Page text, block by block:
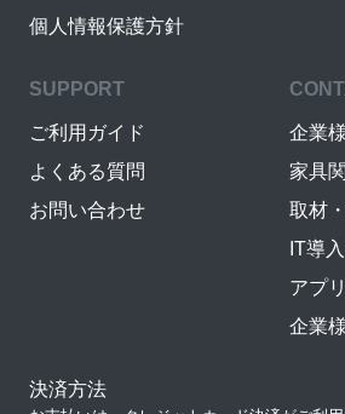
個人情報保護方針
SUPPORT
ご利用ガイド
よくある質問
お問い合わせ
企業
家具
取材
IT導
アプ
企業
決済方法